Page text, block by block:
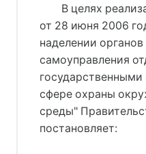
В целях
от 28 июня 2006
наделении
самоуправления
сфере охраны
среды"
постановляет: